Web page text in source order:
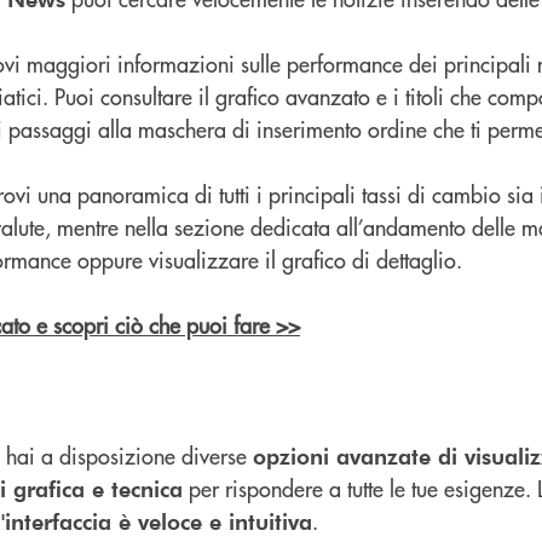
maggiori informazioni sulle performance dei principali
Puoi consultare il grafico avanzato e i titoli che
alla maschera di inserimento ordine che ti
una panoramica di tutti i principali tassi di cambio sia
mentre nella sezione dedicata all’andamento delle
oppure visualizzare il grafico di dettaglio.
e scopri ciò che puoi fare >>
a disposizione diverse opzioni avanzate di
grafica e tecnica per rispondere a tutte le tue esigenze.
è veloce e intuitiva.